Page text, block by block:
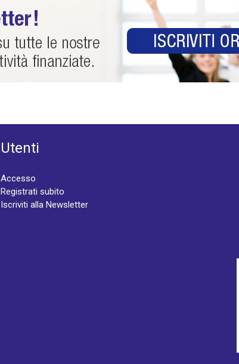
Utenti
Accesso
Registrati subito
Iscriviti alla Newsletter